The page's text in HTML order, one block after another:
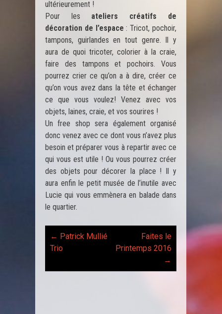
ultérieurement !
Pour les ateliers créatifs de
décoration de l’espace : Tricot, pochoir,
tampons, guirlandes en tout genre. Il y
aura de quoi tricoter, colorier à la craie,
faire des tampons et pochoirs. Vous
pourrez crier ce qu’on a à dire, créer ce
qu’on vous avez dans la tête et échanger
ce que vous voulez! Venez avec vos
objets, laines, craie, et vos sourires !
Un free shop sera également organisé
donc venez avec ce dont vous n’avez plus
besoin et préparer vous à repartir avec ce
qui vous est utile ! Ou vous pourrez créer
des objets pour décorer la place ! Il y
aura enfin le petit musée de l’inutile avec
Lucie qui vous emmènera en balade dans
le quartier.
Post
← Patrick Mullié
Trio
Faites le
Printemps 2016
→